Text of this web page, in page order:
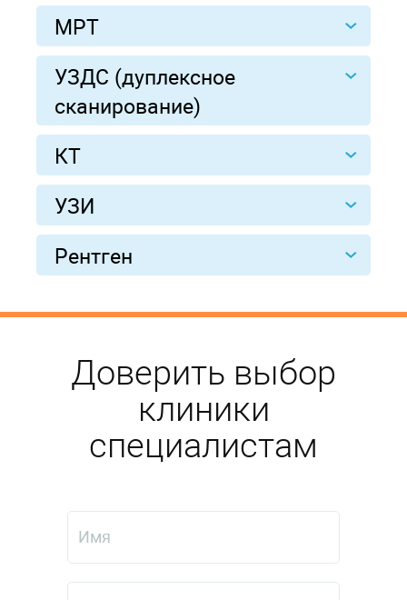
МРТ
УЗДС (дуплексное
сканирование)
КТ
УЗИ
Рентген
Доверить выбор
клиники
специалистам